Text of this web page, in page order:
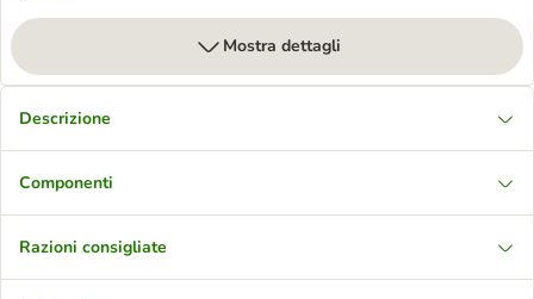
Mostra dettagli
Descrizione
Componenti
Razioni consigliate